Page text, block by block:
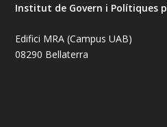
Institut de Govern i Polítiques
Edifici MRA (Campus UAB)
08290 Bellaterra